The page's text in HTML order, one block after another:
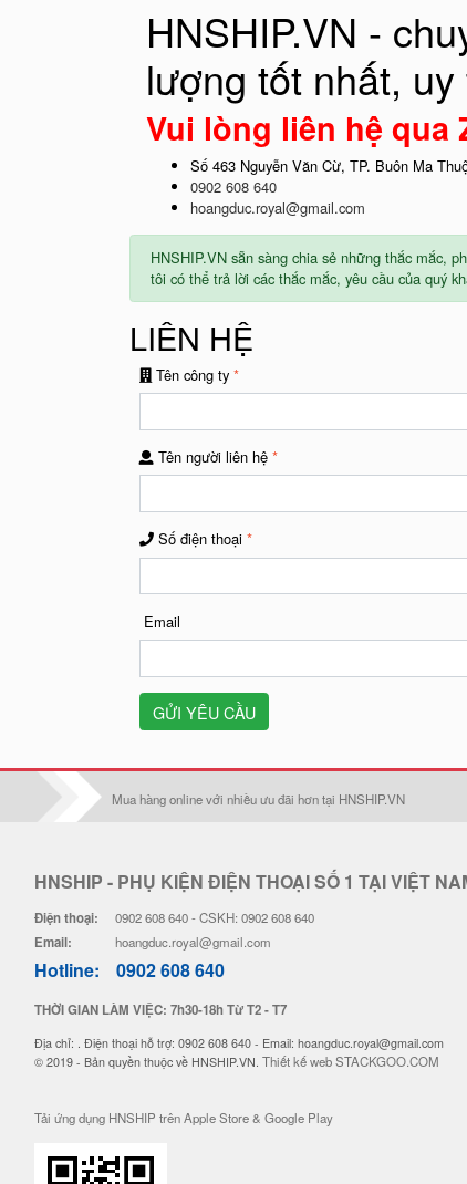
HNSHIP.VN -
lượng tốt nhất,
Vui lòng liên hệ qua
Số 463 Nguyễn Văn Cừ, TP. Buôn Ma
0902 608 640
hoangduc.royal@gmail.com
HNSHIP.VN sẵn sàng chia sẻ những thắc mắc,
tôi có thể trả lời các thắc mắc, yêu cầu của quý
LIÊN HỆ
Tên công ty*
Tên người liên hệ*
Số điện thoại*
Email
GỬI YÊU CẦU
Mua hàng online với nhiều ưu đãi hơn tại HNSHIP.VN
HNSHIP - PHỤ KIỆN ĐIỆN THOẠI SỐ 1 TẠI VIỆT
Điện thoại: 0902 608 640 - CSKH: 0902 608 640
Email: hoangduc.royal@gmail.com
Hotline: 0902 608 640
THỜI GIAN LÀM VIỆC: 7h30-18h Từ T2 - T7
Địa chỉ: . Điện thoại hỗ trợ: 0902 608 640 - Email: hoangduc.royal@gmail.com
© 2019 - Bản quyền thuộc về HNSHIP.VN.Thiết kế web STACKGOO.COM
Tải ứng dụng HNSHIP trên Apple Store & Google Play